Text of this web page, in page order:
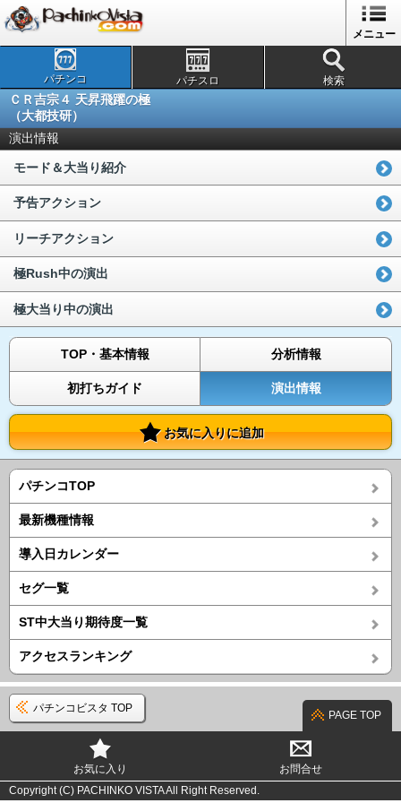
メニュー
パチンコ パチスロ 検索
ＣＲ吉宗４ 天昇飛躍の極
（大都技研）
演出情報
モード＆大当り紹介
予告アクション
リーチアクション
極Rush中の演出
極大当り中の演出
TOP・基本情報 分析情報
初打ちガイド 演出情報
お気に入りに追加
パチンコTOP
最新機種情報
導入日カレンダー
セグ一覧
ST中大当り期待度一覧
アクセスランキング
パチンコビスタ TOP
PAGE TOP
お気に入り
お問合せ
Copyright (C) PACHINKO VISTA All Right Reserved.